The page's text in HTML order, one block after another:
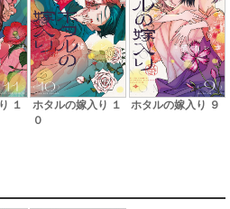
１
ホタルの嫁入り １
０
ホタルの嫁入り ９